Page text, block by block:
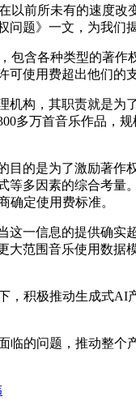
前所未有的速度改
题》一文，为我们
含各种类型的著作
使用费超出他们的
构，其职责就是为
多万首音乐作品，
的是为了激励著作
多因素的综合考量
定使用费标准。
一信息的提供确实
范围音乐使用数据
积极推动生成式AI
的问题，推动整个